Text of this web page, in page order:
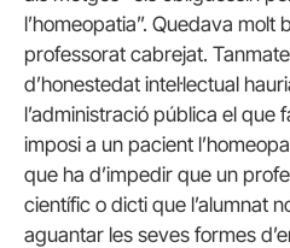
l’homeopatia”. Quedava molt
professorat cabrejat.
d’honestedat intel·lectual
l’administració pública el que
imposi a un pacient
que ha d’impedir que un
científic o dicti que l’alumnat
aguantar les seves formes